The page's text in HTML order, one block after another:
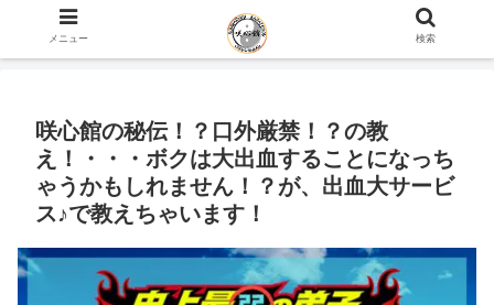
ホーム 史上最弱の弟子のブログ
咲心館の秘伝！？口外厳禁！？の教
え！・・・ボクは大出血することになっち
ゃうかもしれません！？が、出血大サービ
ス♪で教えちゃいます！
メニュー 検索